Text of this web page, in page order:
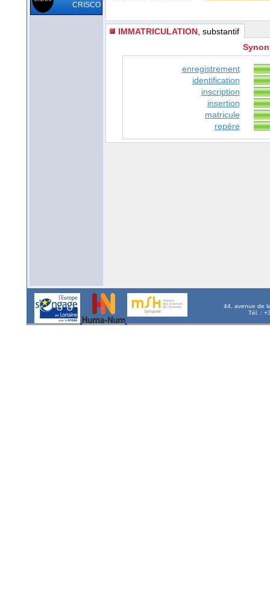
CRISCO
IMMATRICULATION , substantif
enregistrement
identification
inscription
insertion
matricule
repère
44, avenue de
Tél. :